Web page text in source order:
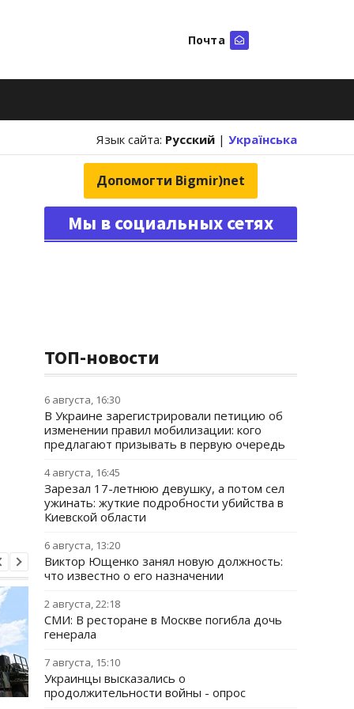
Почта
Язык сайта: Русский | Українська
Допомогти Bigmir)net
Мы в социальных сетях
ТОП-новости
6 августа, 16:30
В Украине зарегистрировали петицию об
изменении правил мобилизации: кого
предлагают призывать в первую очередь
4 августа, 16:45
Зарезал 17-летнюю девушку, а потом сел
ужинать: жуткие подробности убийства в
Киевской области
6 августа, 13:20
Виктор Ющенко занял новую должность:
что известно о его назначении
2 августа, 22:18
СМИ: В ресторане в Москве погибла дочь
генерала
7 августа, 15:10
Украинцы высказались о
продолжительности войны - опрос